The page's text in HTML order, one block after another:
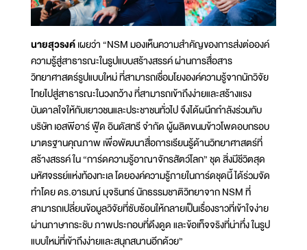
นายสุวรงค์เผยว่า “NSM มองเห็นความสำคัญของการส่งต่อองค์
ความรู้สู่สาธารณะในรูปแบบสร้างสรรค์ ผ่านการสื่อสาร
วิทยาศาสตร์รูปแบบใหม่ ที่สามารถเชื่อมโยงองค์ความรู้จากนักวิจัย
ไทยไปสู่สาธารณะในวงกว้าง ที่สามารถเข้าถึงง่ายและสร้างแรง
บันดาลใจให้กับเยาวชนและประชาชนทั่วไป จึงได้ผนึกกำลังร่วมกับ
บริษัท เอสพีอาร์ ฟู๊ด อินดัสทรี จำกัด ผู้ผลิตขนมข้าวโพดอบกรอบ
มาตรฐานคุณภาพ เพื่อพัฒนาสื่อการเรียนรู้ด้านวิทยาศาสตร์ที่
สร้างสรรค์ ใน “การ์ดความรู้อาณาจักรสัตว์โลก” ชุด สิ่งมีชีวิตสุด
มหัศจรรย์แห่งท้องทะเล โดยองค์ความรู้ภายในการ์ดชุดนี้ ได้ร่วมจัด
ทำโดย ดร.อารมณ์ มุจรินทร์ นักธรรมชาติวิทยาจาก NSM ที่
สามารถเปลี่ยนข้อมูลวิจัยที่ซับซ้อนให้กลายเป็นเรื่องราวที่เข้าใจง่าย
ผ่านภาษากระชับ ภาพประกอบที่ดึงดูด และข้อเท็จจริงที่น่าทึ่ง ในรูป
แบบใหม่ที่เข้าถึงง่ายและสนุกสนานอีกด้วย”